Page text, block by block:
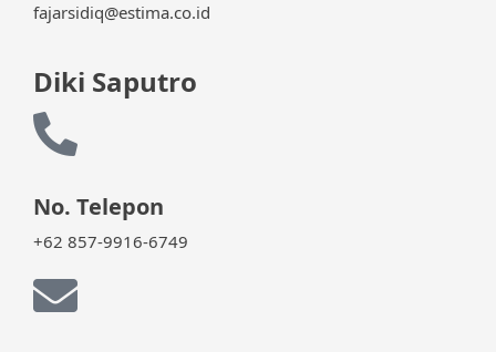
fajarsidiq@estima.co.id
Diki Saputro
No. Telepon
+62 857-9916-6749